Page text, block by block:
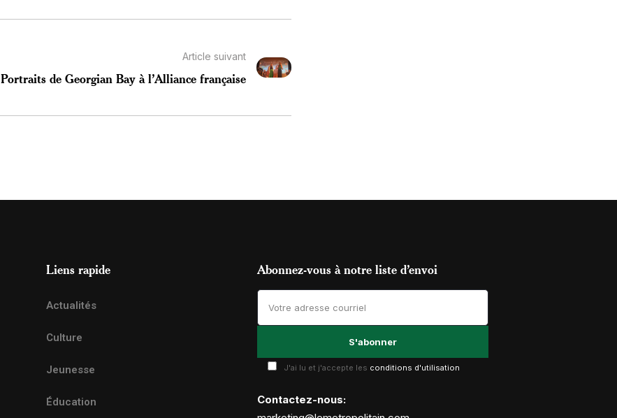
Article suivant
Portraits de Georgian Bay à l’Alliance française
Liens rapide
Actualités
Culture
Jeunesse
Éducation
Abonnez-vous à notre liste d’envoi
J'ai lu et j'accepte les conditions d'utilisation
Contactez-nous: